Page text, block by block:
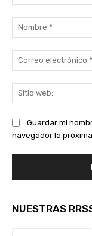
Guardar mi
navegador la
NUESTRAS